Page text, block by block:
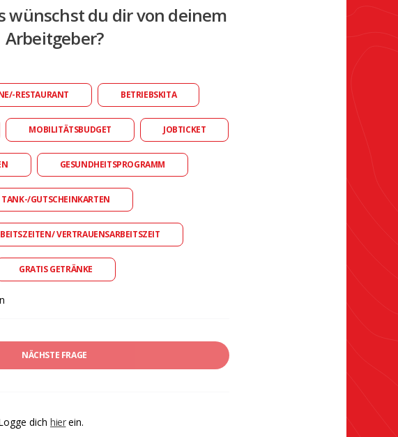
wünschst du dir von deinem
Arbeitgeber?
RESTAURANT BETRIEBSKITA
MOBILITÄTSBUDGET JOBTICKET
GESUNDHEITSPROGRAMM
TANK-/GUTSCHEINKARTEN
VERTRAUENSARBEITSZEIT
GRATIS GETRÄNKE
NÄCHSTE FRAGE
dich hierein.